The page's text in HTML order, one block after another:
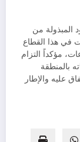
المبذولة من
في هذا القطاع
مؤكداً التزام
بالمنطقة
عليه والإطار